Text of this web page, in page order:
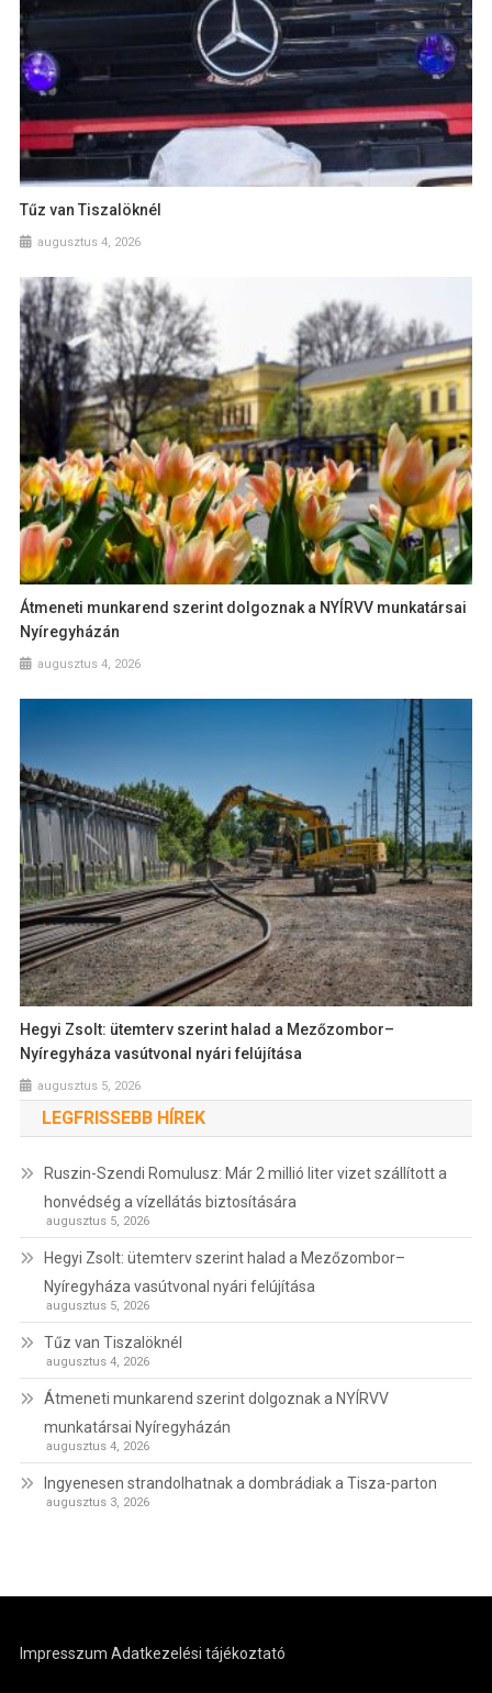
Tűz van Tiszalöknél
augusztus 4, 2026
Átmeneti munkarend szerint dolgoznak a NYÍRVV munkatársai
Nyíregyházán
augusztus 4, 2026
Hegyi Zsolt: ütemterv szerint halad a Mezőzombor–
Nyíregyháza vasútvonal nyári felújítása
augusztus 5, 2026
LEGFRISSEBB HÍREK
Ruszin-Szendi Romulusz: Már 2 millió liter vizet szállított a
honvédség a vízellátás biztosítására
augusztus 5, 2026
Hegyi Zsolt: ütemterv szerint halad a Mezőzombor–
Nyíregyháza vasútvonal nyári felújítása
augusztus 5, 2026
Tűz van Tiszalöknél
augusztus 4, 2026
Átmeneti munkarend szerint dolgoznak a NYÍRVV
munkatársai Nyíregyházán
augusztus 4, 2026
Ingyenesen strandolhatnak a dombrádiak a Tisza-parton
augusztus 3, 2026
Impresszum Adatkezelési tájékoztató